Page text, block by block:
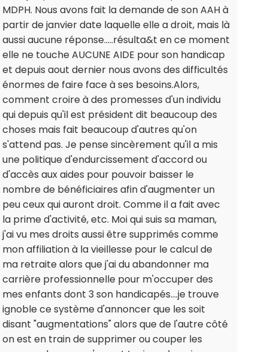
MDPH. Nous avons fait la demande de son AAH à
partir de janvier date laquelle elle a droit, mais là
aussi aucune réponse.....résulta&t en ce moment
elle ne touche AUCUNE AIDE pour son handicap
et depuis aout dernier nous avons des difficultés
énormes de faire face à ses besoins.Alors,
comment croire à des promesses d'un individu
qui depuis qu'il est président dit beaucoup des
choses mais fait beaucoup d'autres qu'on
s'attend pas. Je pense sincèrement qu'il a mis
une politique d'endurcissement d'accord ou
d'accès aux aides pour pouvoir baisser le
nombre de bénéficiaires afin d'augmenter un
peu ceux qui auront droit. Comme il a fait avec
la prime d'activité, etc. Moi qui suis sa maman,
j'ai vu mes droits aussi être supprimés comme
mon affiliation à la vieillesse pour le calcul de
ma retraite alors que j'ai du abandonner ma
carrière professionnelle pour m'occuper des
mes enfants dont 3 son handicapés....je trouve
ignoble ce système d'annoncer que les soit
disant "augmentations" alors que de l'autre côté
on est en train de supprimer ou couper les